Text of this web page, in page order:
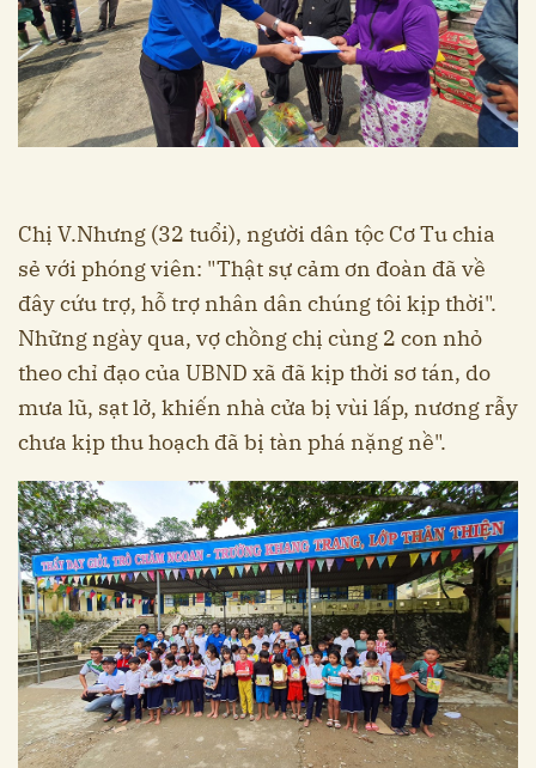
Chị V.Nhưng (32 tuổi), người dân tộc Cơ Tu chia
sẻ với phóng viên: "Thật sự cảm ơn đoàn đã về
đây cứu trợ, hỗ trợ nhân dân chúng tôi kịp thời".
Những ngày qua, vợ chồng chị cùng 2 con nhỏ
theo chỉ đạo của UBND xã đã kịp thời sơ tán, do
mưa lũ, sạt lở, khiến nhà cửa bị vùi lấp, nương rẫy
chưa kịp thu hoạch đã bị tàn phá nặng nề".